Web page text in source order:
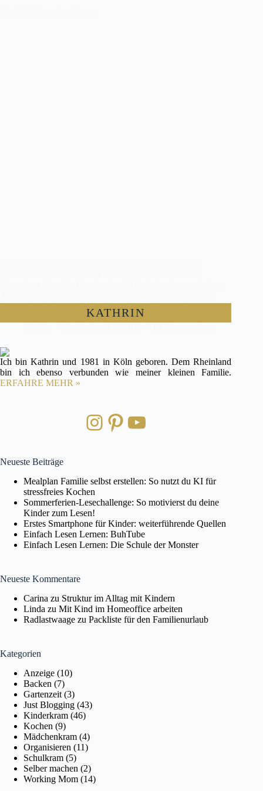
langweilige Mittelmaß ohne besonderen Charm oder
KATHRIN
Ich bin Kathrin und 1981 in Köln geboren. Dem Rheinland
bin ich ebenso verbunden wie meiner kleinen Familie.
ERFAHRE MEHR »
Instagram
Pinterest
YouTube
Neueste Beiträge
Mealplan Familie selbst erstellen: So nutzt du KI für
stressfreies Kochen
Sommerferien-Lesechallenge: So motivierst du deine
Kinder zum Lesen!
Erstes Smartphone für Kinder: weiterführende Quellen
Einfach Lesen Lernen: BuhTube
Einfach Lesen Lernen: Die Schule der Monster
Neueste Kommentare
Carina zu Struktur im Alltag mit Kindern
Linda zu Mit Kind im Homeoffice arbeiten
Radlastwaage zu Packliste für den Familienurlaub
Kategorien
Anzeige (10)
Backen (7)
Gartenzeit (3)
Just Blogging (43)
Kinderkram (46)
Kochen (9)
Mädchenkram (4)
Organisieren (11)
Schulkram (5)
Selber machen (2)
Working Mom (14)